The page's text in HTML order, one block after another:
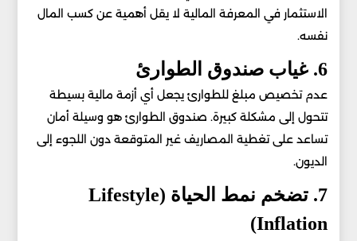
الاستثمار في المعرفة المالية لا يقل أهمية عن كسب المال
نفسه.
6. غياب صندوق الطوارئ
عدم تخصيص مبلغ للطوارئ يجعل أي أزمة مالية بسيطة
تتحول إلى مشكلة كبيرة. صندوق الطوارئ هو وسيلة أمان
تساعد على تغطية المصاريف غير المتوقعة دون اللجوء إلى
الديون.
7. تضخم نمط الحياة (Lifestyle
Inflation)